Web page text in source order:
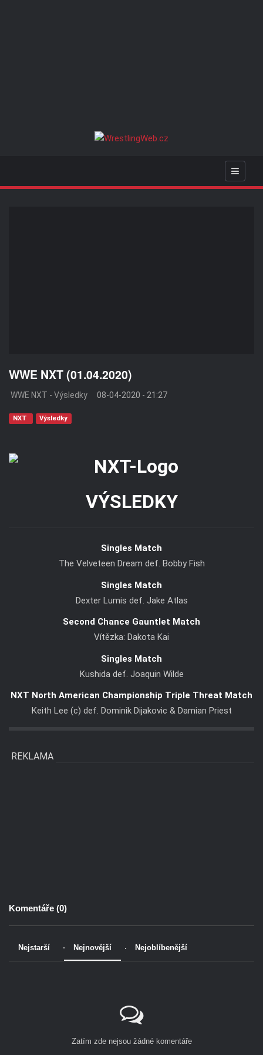
WWE NXT (01.04.2020)
WWE NXT - Výsledky 08-04-2020 - 21:27
NXT Výsledky
VÝSLEDKY
Singles Match
The Velveteen Dream def. Bobby Fish
Singles Match
Dexter Lumis def. Jake Atlas
Second Chance Gauntlet Match
Vítězka: Dakota Kai
Singles Match
Kushida def. Joaquin Wilde
NXT North American Championship Triple Threat Match
Keith Lee (c) def. Dominik Dijakovic & Damian Priest
REKLAMA
Komentáře (0)
Nejstarší Nejnovější Nejoblíbenější
Zatím zde nejsou žádné komentáře